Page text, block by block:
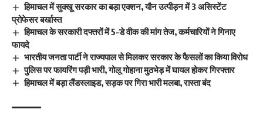
हिमाचल में सुक्खू सरकार का बड़ा एक्शन, यौन उत्पीड़न में 3 असिस्टेंट
प्रोफेसर बर्खास्त
हिमाचल के सरकारी दफ्तरों में 5-डे वीक की मांग तेज, कर्मचारियों ने गिनाए
फायदे
भारतीय जनता पार्टी ने राज्यपाल से मिलकर सरकार के फैसलों का किया विरोध
पुलिस पर फायरिंग पड़ी भारी, गोलू गोहाना मुठभेड़ में घायल होकर गिरफ्तार
हिमाचल में बड़ा लैंडस्लाइड, सड़क पर गिरा भारी मलबा, रास्ता बंद